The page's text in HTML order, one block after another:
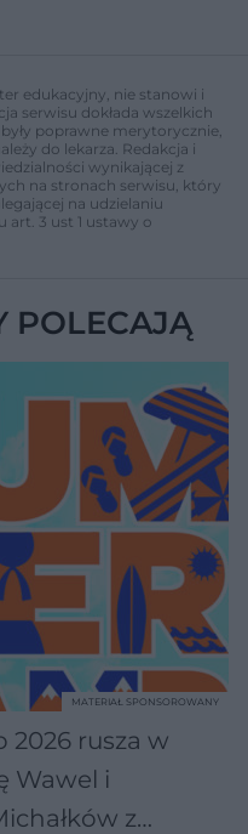
edukacyjny, nie stanowi i
serwisu dokłada wszelkich
poprawne merytorycznie,
do lekarza. Redakcja i
wynikającej z
na stronach serwisu, który
na udzielaniu
3 ust 1 ustawy o
POLECAJĄ
2026 rusza w
Wawel i
z
MATERIAŁ SPONSOROWANY